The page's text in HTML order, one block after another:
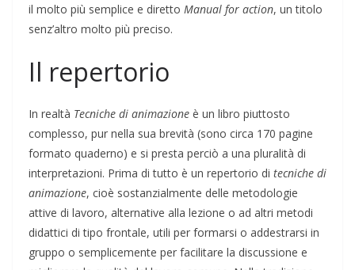
il molto più semplice e diretto Manual for action, un titolo
senz’altro molto più preciso.
Il repertorio
In realtà Tecniche di animazione è un libro piuttosto
complesso, pur nella sua brevità (sono circa 170 pagine
formato quaderno) e si presta perciò a una pluralità di
interpretazioni. Prima di tutto è un repertorio di tecniche di
animazione, cioè sostanzialmente delle metodologie
attive di lavoro, alternative alla lezione o ad altri metodi
didattici di tipo frontale, utili per formarsi o addestrarsi in
gruppo o semplicemente per facilitare la discussione e